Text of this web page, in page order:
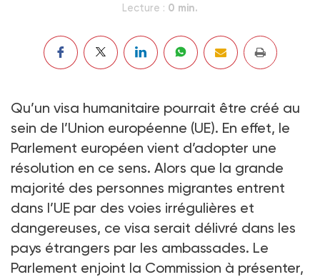
Lecture : 0 min.
Qu’un visa humanitaire pourrait être créé au
sein de l’Union européenne (UE). En effet, le
Parlement européen vient d’adopter une
résolution en ce sens. Alors que la grande
majorité des personnes migrantes entrent
dans l’UE par des voies irrégulières et
dangereuses, ce visa serait délivré dans les
pays étrangers par les ambassades. Le
Parlement enjoint la Commission à présenter,